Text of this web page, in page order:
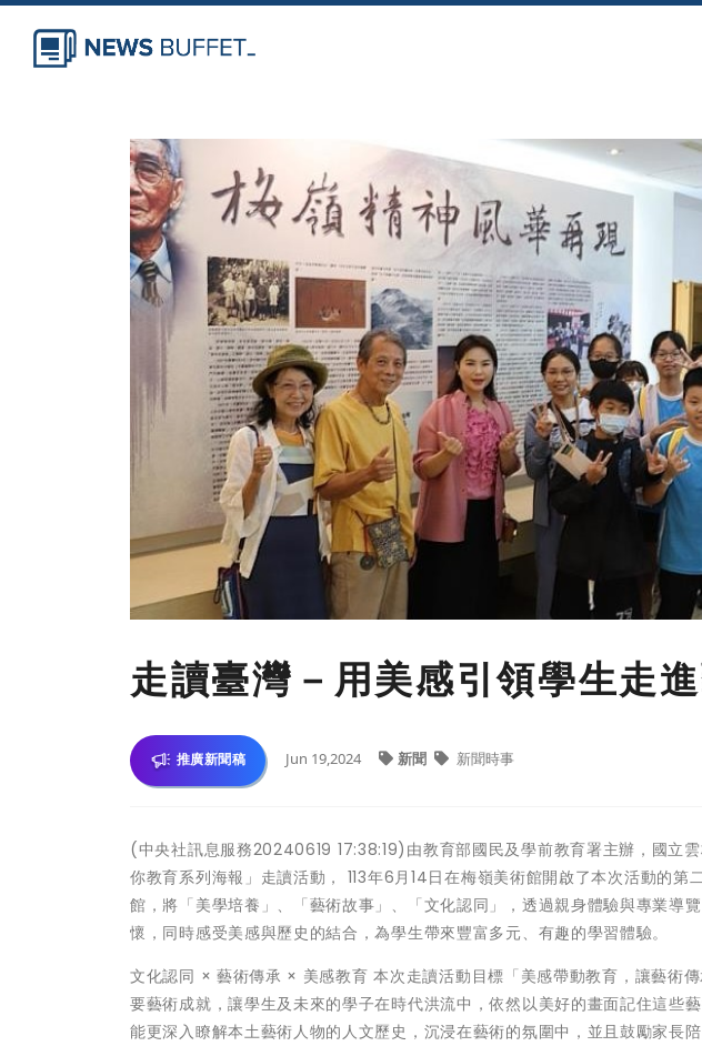
走讀臺灣－用美感引領學生走
推廣新聞稿 Jun 19,2024 新聞 新聞時事
(中央社訊息服務20240619 17:38:19)由教育部國民及學前教育署主辦，國立
你教育系列海報」走讀活動， 113年6月14日在梅嶺美術館開啟了本次活動的
館，將「美學培養」、「藝術故事」、「文化認同」，透過親身體驗與專業導
懷，同時感受美感與歷史的結合，為學生帶來豐富多元、有趣的學習體驗。
文化認同 × 藝術傳承 × 美感教育 本次走讀活動目標「美感帶動教育，讓藝術
要藝術成就，讓學生及未來的學子在時代洪流中，依然以美好的畫面記住這些
能更深入瞭解本土藝術人物的人文歷史，沉浸在藝術的氛圍中，並且鼓勵家長